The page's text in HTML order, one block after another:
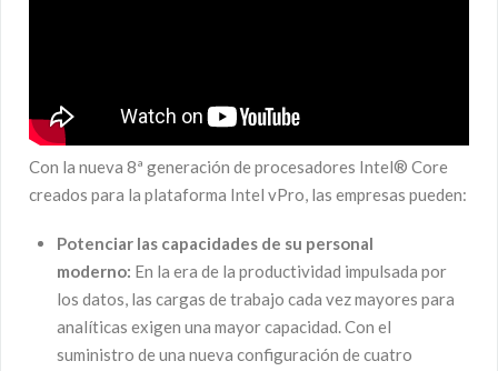
Con la nueva 8ª generación de procesadores Intel® Core
creados para la plataforma Intel vPro, las empresas pueden:
Potenciar las capacidades de su personal
moderno: En la era de la productividad impulsada por
los datos, las cargas de trabajo cada vez mayores para
analíticas exigen una mayor capacidad. Con el
suministro de una nueva configuración de cuatro